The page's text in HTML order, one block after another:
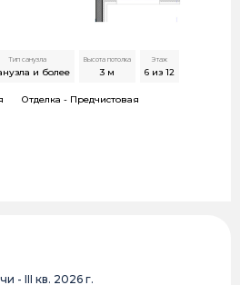
Тип санузла
и более
Высота потолка
3 м
Этаж
6 из 12
Отделка - Предчистовая
- III кв. 2026 г.